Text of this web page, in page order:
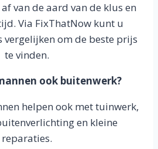
van de aard van de klus en
Via FixThatNow kunt u
vergelijken om de beste prijs
te vinden.
ook buitenwerk?
helpen ook met tuinwerk,
en kleine
reparaties.